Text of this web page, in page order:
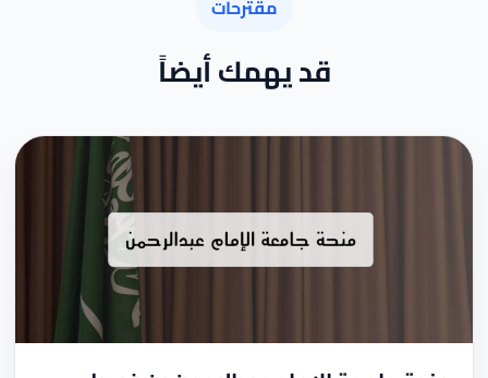
مقترحات
قد يهمك أيضاً